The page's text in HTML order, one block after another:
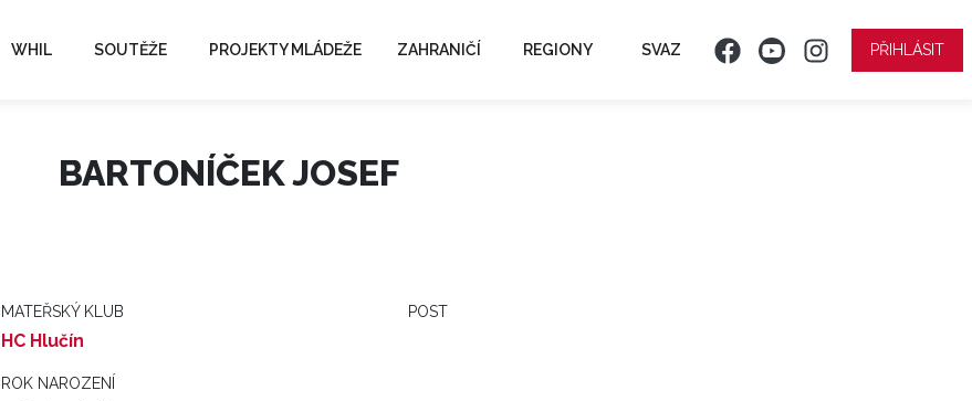
WHIL SOUTĚŽE PROJEKTY MLÁDEŽE ZAHRANIČÍ REGIONY SVAZ PŘIHLÁSIT
BARTONÍČEK JOSEF
MATEŘSKÝ KLUB
HC Hlučín
POST
ROK NAROZENÍ